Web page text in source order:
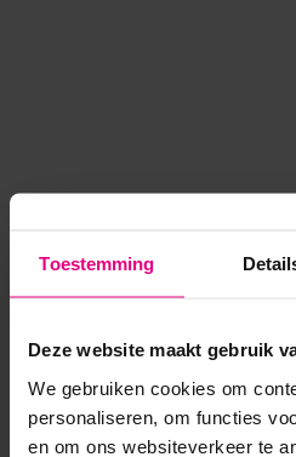
Toestemming
Deze website maakt gebruik
We gebruiken cookies om
personaliseren, om functies
en om ons websiteverkeer te